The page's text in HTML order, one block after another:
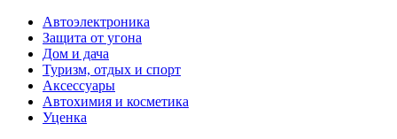
Автоэлектроника
Защита от угона
Дом и дача
Туризм, отдых и спорт
Аксессуары
Автохимия и косметика
Уценка